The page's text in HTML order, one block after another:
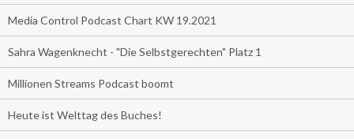
Media Control Podcast Chart KW 19.2021
Sahra Wagenknecht - "Die Selbstgerechten" Platz 1
Millionen Streams Podcast boomt
Heute ist Welttag des Buches!